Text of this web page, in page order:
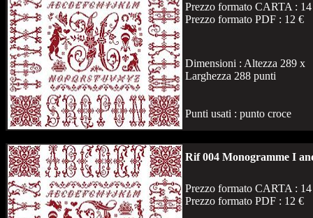
Prezzo formato CARTA :
Prezzo formato PDF : 12 €
Dimensioni : Altezza 289 x
Larghezza 288 punti
Punti usati : punto croce
Rif 004 Monogramme I
Prezzo formato CARTA :
Prezzo formato PDF : 12 €